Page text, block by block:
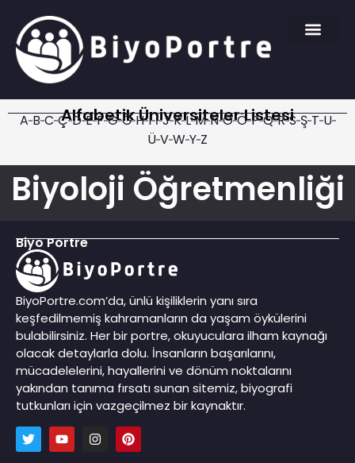
Alfabetik Üniversiteler Listesi
A B C Ç D E F G Ğ H I İ J K L M N O Ö P Q R S Ş T U
Ü V W Y Z
Biyoloji Öğretmenliği
Biyo Portre
BiyoPortre.com’da, ünlü kişiliklerin yanı sıra
keşfedilmemiş kahramanların da yaşam öykülerini
bulabilirsiniz. Her bir portre, okuyuculara ilham kaynağı
olacak detaylarla dolu. İnsanların başarılarını,
mücadelelerini, hayallerini ve dönüm noktalarını
yakından tanıma fırsatı sunan sitemiz, biyografi
tutkunları için vazgeçilmez bir kaynaktır.